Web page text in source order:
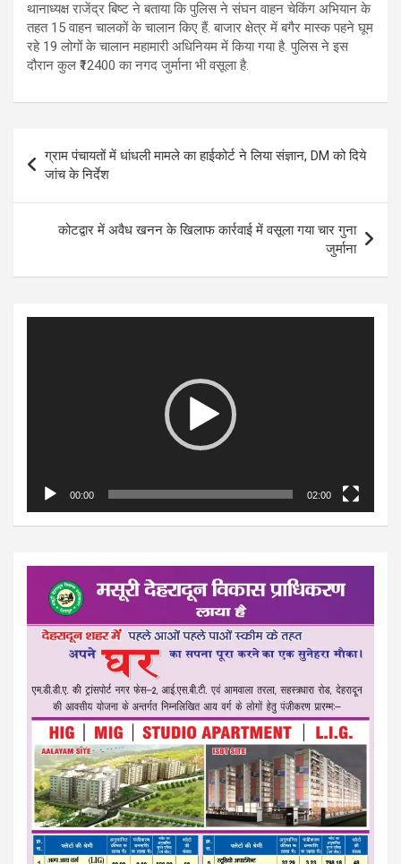
थानाध्यक्ष राजेंद्र बिष्ट ने बताया कि पुलिस ने संघन वाहन चेकिंग अभियान के
तहत 15 वाहन चालकों के चालान किए हैं. बाजार क्षेत्र में बगैर मास्क पहने घूम
रहे 19 लोगों के चालान महामारी अधिनियम में किया गया है. पुलिस ने इस
दौरान कुल ₹12400 का नगद जुर्माना भी वसूला है.
navigation
ग्राम पंचायतों में धांधली मामले का हाईकोर्ट ने लिया संज्ञान, DM को दिये
जांच के निर्देश
कोटद्वार में अवैध खनन के खिलाफ कार्रवाई में वसूला गया चार गुना
जुर्माना
00:00 02:00